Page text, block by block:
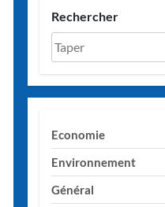
Rechercher
Economie
Environnement
Général